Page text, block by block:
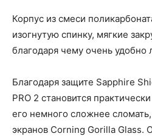
Корпус из смеси
изогнутую спинку, мягкие
благодаря чему очень удобно
Благодаря защите Sapphire
PRO 2 становится
его немного сложнее
экранов Corning Gorilla Glass.